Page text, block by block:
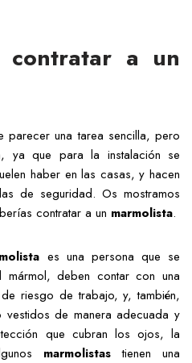
contratar a un
parecer una tarea sencilla, pero
ya que para la instalación se
haber en las casas, y hacen
de seguridad. Os mostramos
contratar a un marmolista.
es una persona que se
deben contar con una
riesgo de trabajo, y, también,
de manera adecuada y
que cubran los ojos, la
marmolistas tienen una